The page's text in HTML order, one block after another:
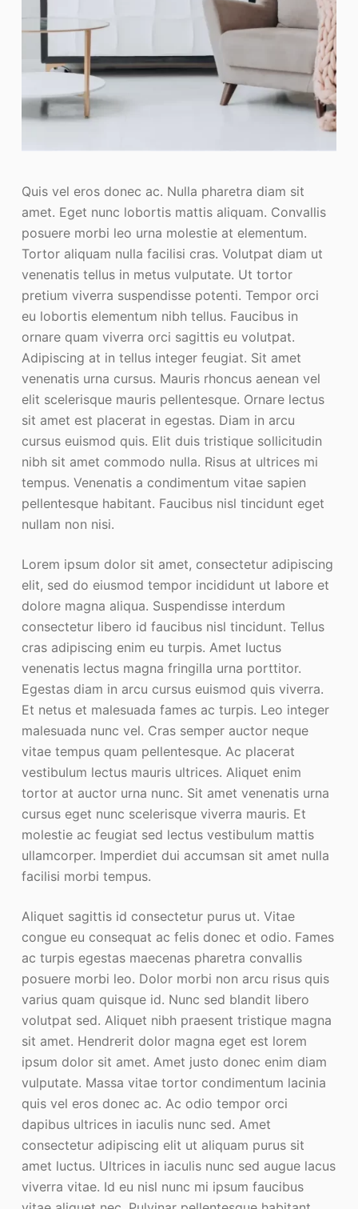
Quis vel eros donec ac. Nulla pharetra diam sit
amet. Eget nunc lobortis mattis aliquam. Convallis
posuere morbi leo urna molestie at elementum.
Tortor aliquam nulla facilisi cras. Volutpat diam ut
venenatis tellus in metus vulputate. Ut tortor
pretium viverra suspendisse potenti. Tempor orci
eu lobortis elementum nibh tellus. Faucibus in
ornare quam viverra orci sagittis eu volutpat.
Adipiscing at in tellus integer feugiat. Sit amet
venenatis urna cursus. Mauris rhoncus aenean vel
elit scelerisque mauris pellentesque. Ornare lectus
sit amet est placerat in egestas. Diam in arcu
cursus euismod quis. Elit duis tristique sollicitudin
nibh sit amet commodo nulla. Risus at ultrices mi
tempus. Venenatis a condimentum vitae sapien
pellentesque habitant. Faucibus nisl tincidunt eget
nullam non nisi.
Lorem ipsum dolor sit amet, consectetur adipiscing
elit, sed do eiusmod tempor incididunt ut labore et
dolore magna aliqua. Suspendisse interdum
consectetur libero id faucibus nisl tincidunt. Tellus
cras adipiscing enim eu turpis. Amet luctus
venenatis lectus magna fringilla urna porttitor.
Egestas diam in arcu cursus euismod quis viverra.
Et netus et malesuada fames ac turpis. Leo integer
malesuada nunc vel. Cras semper auctor neque
vitae tempus quam pellentesque. Ac placerat
vestibulum lectus mauris ultrices. Aliquet enim
tortor at auctor urna nunc. Sit amet venenatis urna
cursus eget nunc scelerisque viverra mauris. Et
molestie ac feugiat sed lectus vestibulum mattis
ullamcorper. Imperdiet dui accumsan sit amet nulla
facilisi morbi tempus.
Aliquet sagittis id consectetur purus ut. Vitae
congue eu consequat ac felis donec et odio. Fames
ac turpis egestas maecenas pharetra convallis
posuere morbi leo. Dolor morbi non arcu risus quis
varius quam quisque id. Nunc sed blandit libero
volutpat sed. Aliquet nibh praesent tristique magna
sit amet. Hendrerit dolor magna eget est lorem
ipsum dolor sit amet. Amet justo donec enim diam
vulputate. Massa vitae tortor condimentum lacinia
quis vel eros donec ac. Ac odio tempor orci
dapibus ultrices in iaculis nunc sed. Amet
consectetur adipiscing elit ut aliquam purus sit
amet luctus. Ultrices in iaculis nunc sed augue lacus
viverra vitae. Id eu nisl nunc mi ipsum faucibus